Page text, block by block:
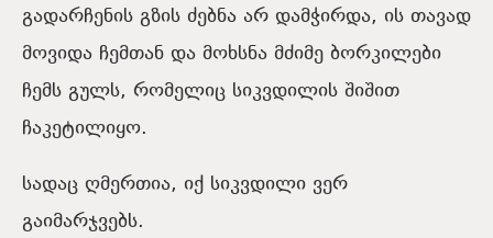
გადარჩენის გზის ძებნა არ დამჭირდა, ის თავად
მოვიდა ჩემთან და მოხსნა მძიმე ბორკილები
ჩემს გულს, რომელიც სიკვდილის შიშით
ჩაკეტილიყო.
სადაც ღმერთია, იქ სიკვდილი ვერ
გაიმარჯვებს.